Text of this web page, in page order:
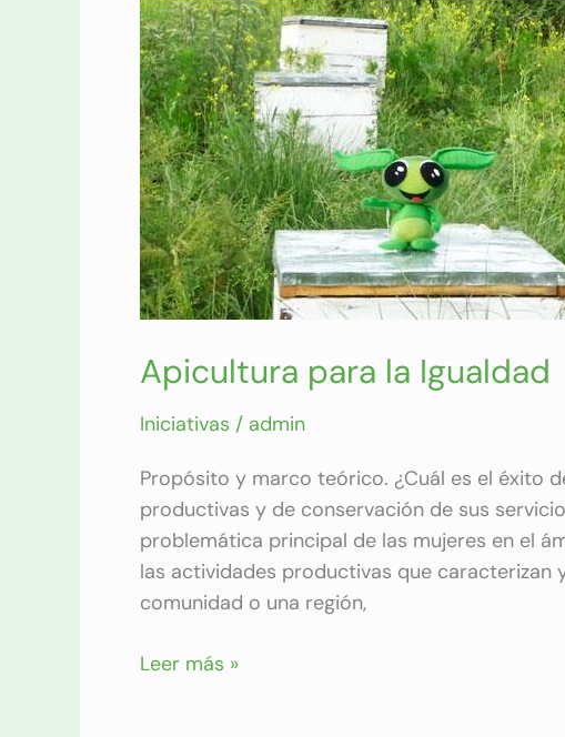
Apicultura para la Igualdad
Iniciativas / admin
Propósito y marco teórico. ¿Cuál es el éxito
productivas y de conservación de sus
problemática principal de las mujeres en el
las actividades productivas que caracterizan
comunidad o una región,
Apicultura
para
la
Igualdad
Leer más »